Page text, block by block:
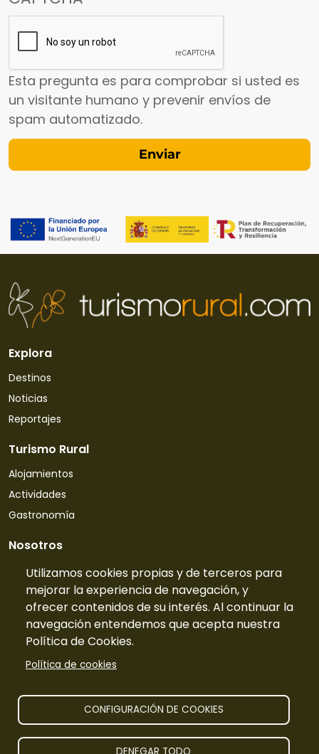
Esta pregunta es para comprobar si usted es
un visitante humano y prevenir envíos de
spam automatizado.
Utilizamos cookies propias y de terceros para
mejorar la experiencia de navegación, y
ofrecer contenidos de su interés. Al continuar la
navegación entendemos que acepta nuestra
Política de Cookies.
Política de cookies
CONFIGURACIÓN DE COOKIES
DENEGAR TODO
Explora
Destinos
Noticias
Reportajes
Turismo Rural
Alojamientos
Actividades
Gastronomía
Nosotros
Quiénes somos
Contacto
Tarifas
Preguntas frecuentes
Información
Aviso legal